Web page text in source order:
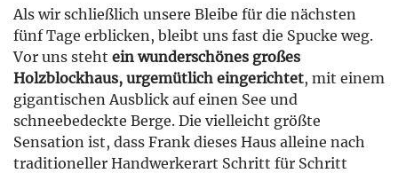
Als wir schließlich unsere Bleibe für die nächsten
fünf Tage erblicken, bleibt uns fast die Spucke weg.
Vor uns steht ein wunderschönes großes
Holzblockhaus, urgemütlich eingerichtet, mit einem
gigantischen Ausblick auf einen See und
schneebedeckte Berge. Die vielleicht größte
Sensation ist, dass Frank dieses Haus alleine nach
traditioneller Handwerkerart Schritt für Schritt